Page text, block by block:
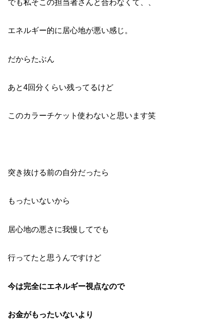
でも私そこの担当者さんと合わなくて、、
エネルギー的に居心地が悪い感じ。
だからたぶん
あと4回分くらい残ってるけど
このカラーチケット使わないと思います笑
突き抜ける前の自分だったら
もったいないから
居心地の悪さに我慢してでも
行ってたと思うんですけど
今は完全にエネルギー視点なので
お金がもったいないより